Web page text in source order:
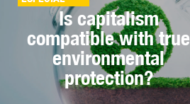
Is capitalism
compatible with true
environmental
protection?